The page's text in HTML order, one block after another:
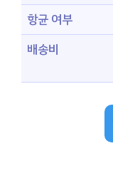
항균 여부
배송비